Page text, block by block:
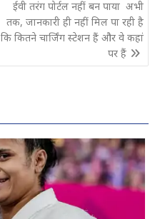
ईवी तरंग पोर्टल नहीं बन पाया अभी
तक, जानकारी ही नहीं मिल पा रही है
कि कितने चार्जिंग स्टेशन हैं और वे कहां
पर हैं